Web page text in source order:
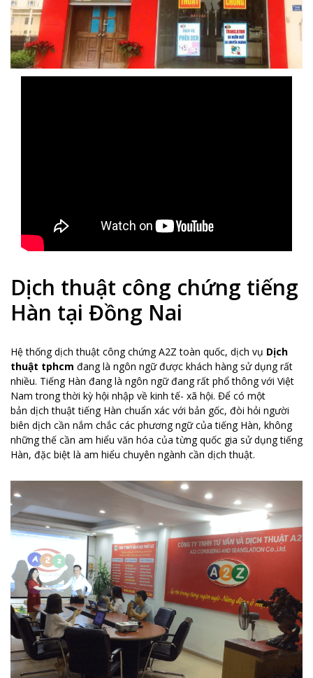
Dịch thuật công chứng tiếng
Hàn tại Đồng Nai
Hệ thống dịch thuật công chứng A2Z toàn quốc, dịch vụ Dịch
thuật tphcm đang là ngôn ngữ được khách hàng sử dụng rất
nhiều. Tiếng Hàn đang là ngôn ngữ đang rất phổ thông với Việt
Nam trong thời kỳ hội nhập về kinh tế- xã hội. Để có một
bản dịch thuật tiếng Hàn chuẩn xác với bản gốc, đòi hỏi người
biên dịch cần nắm chắc các phương ngữ của tiếng Hàn, không
những thế cần am hiểu văn hóa của từng quốc gia sử dụng tiếng
Hàn, đặc biệt là am hiểu chuyên ngành cần dịch thuật.